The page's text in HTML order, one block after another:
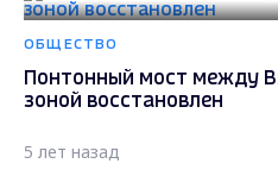
ОБЩЕСТВО
Понтонный мост между
зоной восстановлен
5 лет назад